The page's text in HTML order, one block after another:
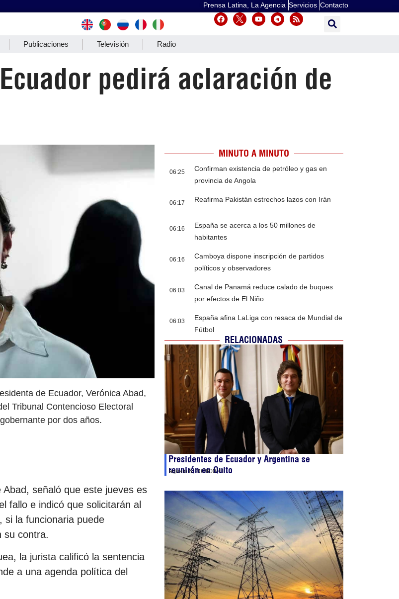
Prensa Latina, La Agencia Servicios Contacto
Publicaciones Televisión Radio
pedirá aclaración de
de Ecuador, Verónica Abad,
Tribunal Contencioso Electoral
por dos años.
señaló que este jueves es
fallo e indicó que solicitarán al
si la funcionaria puede
su contra.
la jurista calificó la sentencia
a una agenda política del
MINUTO A MINUTO
06:25
Confirman existencia de petróleo y gas en
provincia de Angola
06:17 Reafirma Pakistán estrechos lazos con Irán
06:16
España se acerca a los 50 millones de
habitantes
06:16
Camboya dispone inscripción de partidos
políticos y observadores
06:03
Canal de Panamá reduce calado de buques
por efectos de El Niño
06:03
España afina LaLiga con resaca de Mundial de
Fútbol
RELACIONADAS
Presidentes de Ecuador y Argentina se
reunirán en Quito
agosto 6, 202600:41